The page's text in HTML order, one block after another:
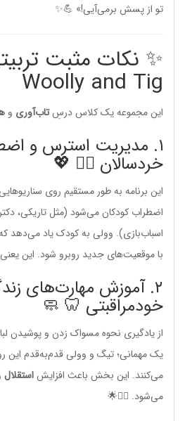
تو از پسش برمی‌آیی!» 💪✨
✨ نکات مثبت
Woolly and Tig
این مجموعه یک کلاس درسِتاب‌آوریو
۱. مدیریت استرس و
خردسالان 🧘‍♀️ 💖
این برنامه به طور مستقیم روی سناریوهایی
اضطراب کودکان می‌شود (مثل تاریکی، دکتر
اسباب‌بازی). وولی به کودک یاد می‌دهد
با موقعیت‌های جدید روبرو شود. این یعنی
۲. آموزش مهارت‌های
خودمراقبتی 🦷 🧼
از یادگیری نحوه مسواک زدن و پوشیدن لباس
یک مهمانی؛ تیگ و وولی قدم‌به‌قدم این
می‌کنند. این بخش باعث افزایشاستقلالو
می‌شود. 🚶‍♀️🌟